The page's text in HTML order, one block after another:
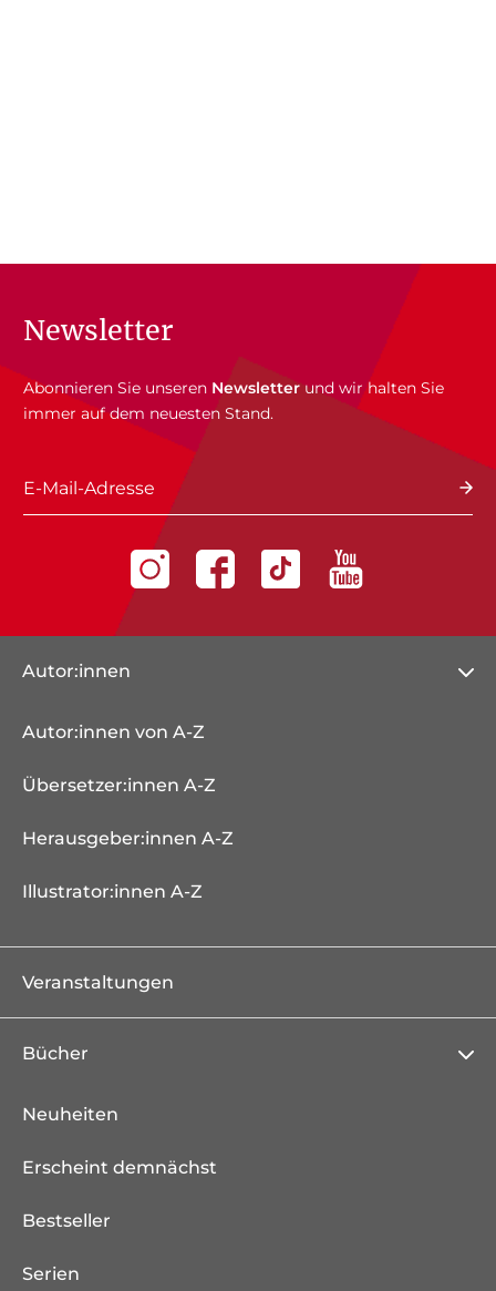
Newsletter
Abonnieren Sie unseren Newsletterund wir halten Sie
immer auf dem neuesten Stand.
E-Mail-Adresse
Autor:innen
Autor:innen von A-Z
Übersetzer:innen A-Z
Herausgeber:innen A-Z
Illustrator:innen A-Z
Veranstaltungen
Bücher
Neuheiten
Erscheint demnächst
Bestseller
Serien